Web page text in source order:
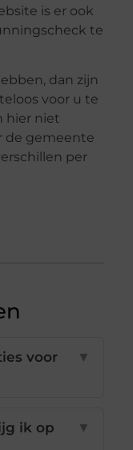
is er ook
te
dan zijn
voor u te
hier niet
de gemeente
per
voor
▼
ik op
▼